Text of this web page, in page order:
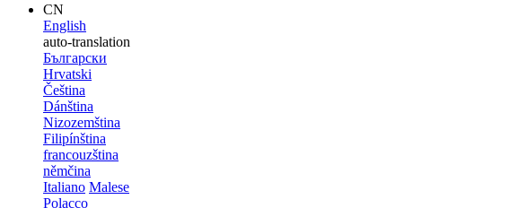
CN
English
auto-translation
Български
Hrvatski
Čeština
Dánština
Nizozemština
Filipínština
francouzština
němčina
Italiano Malese
Polacco